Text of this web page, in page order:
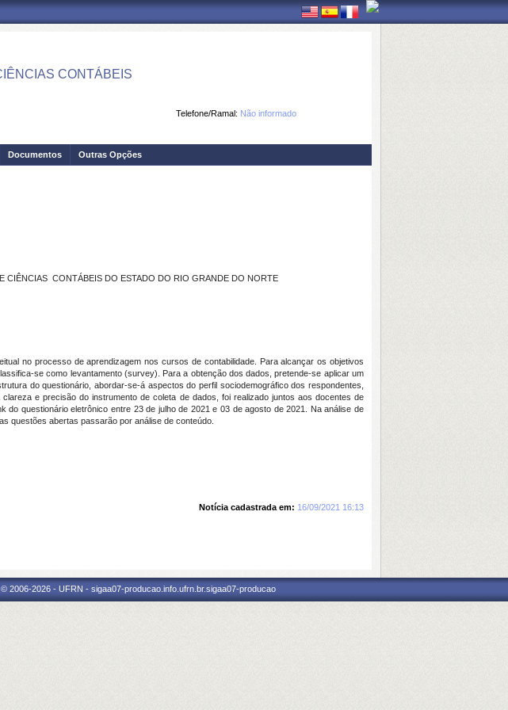
CONTÁBEIS
Telefone/Ramal: Não informado
Documentos Outras Opções
CIÊNCIAS CONTÁBEIS DO ESTADO DO RIO GRANDE DO NORTE
no processo de aprendizagem nos cursos de contabilidade. Para alcançar os objetivos
se como levantamento (survey). Para a obtenção dos dados, pretende-se aplicar um
do questionário, abordar-se-á aspectos do perfil sociodemográfico dos respondentes,
e precisão do instrumento de coleta de dados, foi realizado juntos aos docentes de
questionário eletrônico entre 23 de julho de 2021 e 03 de agosto de 2021. Na análise de
questões abertas passarão por análise de conteúdo.
Notícia cadastrada em: 16/09/2021 16:13
2006-2026 - UFRN - sigaa07-producao.info.ufrn.br.sigaa07-producao